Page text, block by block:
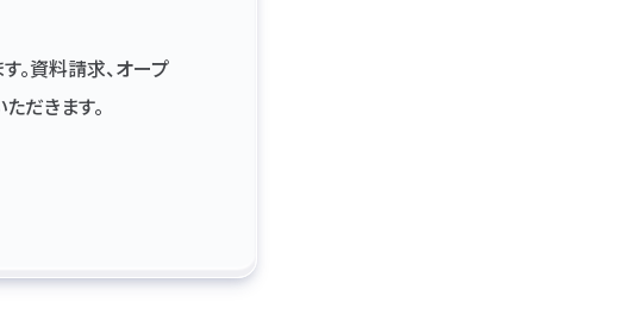
。資料請求、オープ
だきます。